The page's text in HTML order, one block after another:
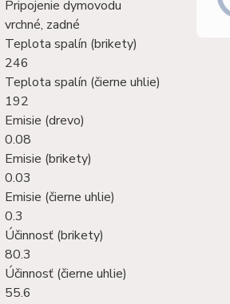
Pripojenie dymovodu
vrchné, zadné
Teplota spalín (brikety)
246
Teplota spalín (čierne uhlie)
192
Emisie (drevo)
0.08
Emisie (brikety)
0.03
Emisie (čierne uhlie)
0.3
Účinnosť (brikety)
80.3
Účinnosť (čierne uhlie)
55.6